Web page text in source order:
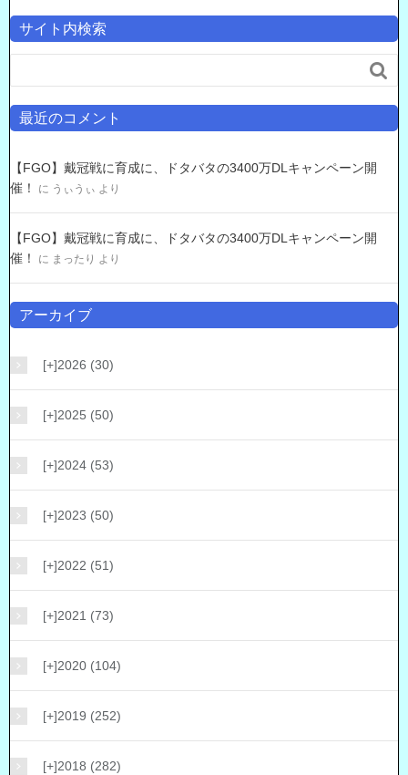
サイト内検索

最近のコメント
【FGO】戴冠戦に育成に、ドタバタの3400万DLキャンペーン開
催！
に うぃうぃ より
【FGO】戴冠戦に育成に、ドタバタの3400万DLキャンペーン開
催！
に まったり より
アーカイブ
[+]2026 (30)
[+]2025 (50)
[+]2024 (53)
[+]2023 (50)
[+]2022 (51)
[+]2021 (73)
[+]2020 (104)
[+]2019 (252)
[+]2018 (282)